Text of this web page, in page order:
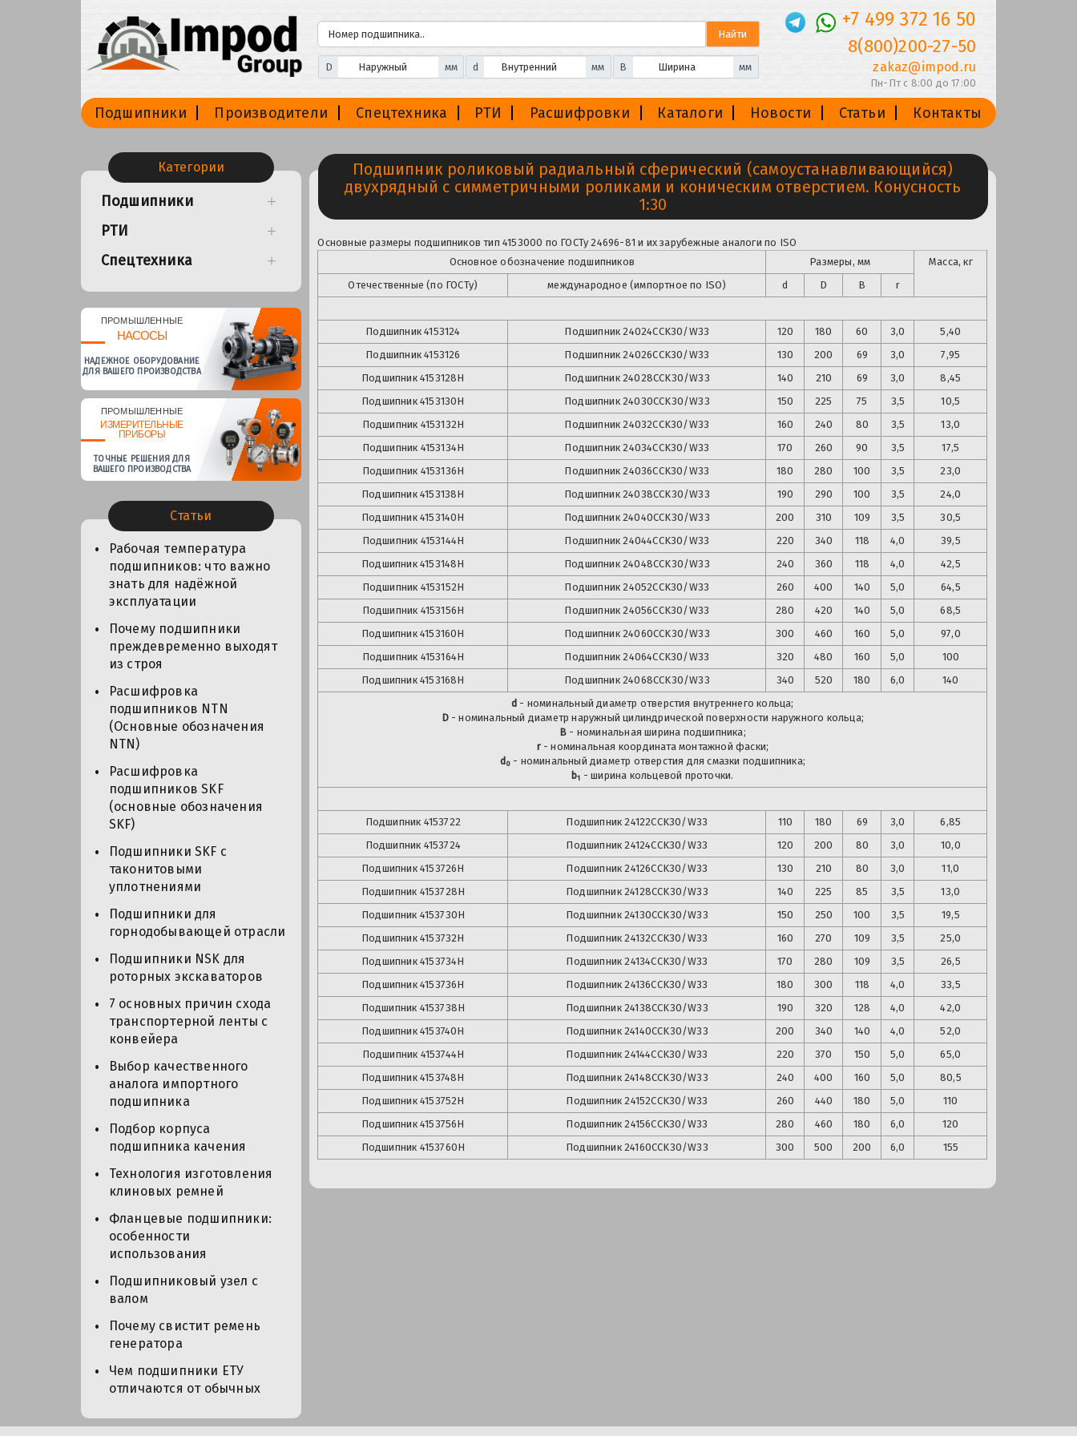
D мм d мм B мм
+7 499 372 16 50
8(800)200-27-50
zakaz@impod.ru
Пн-Пт с 8:00 до 17:00
Подшипники Производители Спецтехника РТИ Расшифровки Каталоги Новости Статьи Контакты
Категории
Подшипники
РТИ
Спецтехника
ПРОМЫШЛЕННЫЕ
НАСОСЫ
НАДЕЖНОЕ ОБОРУДОВАНИЕ
ДЛЯ ВАШЕГО ПРОИЗВОДСТВА
ПРОМЫШЛЕННЫЕ
ИЗМЕРИТЕЛЬНЫЕ
ПРИБОРЫ
ТОЧНЫЕ РЕШЕНИЯ ДЛЯ
ВАШЕГО ПРОИЗВОДСТВА
Статьи
Рабочая температура
подшипников: что важно
знать для надёжной
эксплуатации
Почему подшипники
преждевременно выходят
из строя
Расшифровка
подшипников NTN
(Основные обозначения
NTN)
Расшифровка
подшипников SKF
(основные обозначения
SKF)
Подшипники SKF с
таконитовыми
уплотнениями
Подшипники для
горнодобывающей отрасли
Подшипники NSK для
роторных экскаваторов
7 основных причин схода
транспортерной ленты с
конвейера
Выбор качественного
аналога импортного
подшипника
Подбор корпуса
подшипника качения
Технология изготовления
клиновых ремней
Фланцевые подшипники:
особенности
использования
Подшипниковый узел с
валом
Почему свистит ремень
генератора
Чем подшипники ЕТУ
отличаются от обычных
Подшипник роликовый радиальный сферический (самоустанавливающийся)
двухрядный с симметричными роликами и коническим отверстием. Конусность
1:30
Основные размеры подшипников тип 4153000 по ГОСТу 24696-81 и их зарубежные аналоги по ISO
Основное обозначение подшипников
Размеры, мм
Масса, кг
Отечественные (по ГОСТу)
международное (импортное по ISO) d D B r
Подшипник4153124 Подшипник24024CCK30/W33 120 180 60 3,0
5,40
Подшипник4153126 Подшипник24026CCK30/W33 130 200 69 3,0
7,95
Подшипник4153128Н Подшипник 24028CCK30/W33 140 210 69 3,0
8,45
Подшипник4153130Н Подшипник 24030CCK30/W33 150 225 75 3,5
10,5
Подшипник 4153132Н Подшипник24032CCK30/W33 160 240 80 3,5
13,0
Подшипник 4153134Н Подшипник24034CCK30/W33 170 260 90 3,5
17,5
Подшипник 4153136Н Подшипник24036CCK30/W33 180 280 100 3,5
23,0
Подшипник4153138Н Подшипник 24038CCK30/W33 190 290 100 3,5
24,0
Подшипник4153140Н Подшипник 24040CCK30/W33 200 310 109 3,5
30,5
Подшипник 4153144Н Подшипник24044CCK30/W33 220 340 118 4,0
39,5
Подшипник4153148Н Подшипник 24048CCK30/W33 240 360 118 4,0
42,5
Подшипник 4153152Н Подшипник24052CCK30/W33 260 400 140 5,0
64,5
Подшипник 4153156Н Подшипник24056CCK30/W33 280 420 140 5,0
68,5
Подшипник4153160Н Подшипник 24060CCK30/W33 300 460 160 5,0
97,0
Подшипник 4153164Н Подшипник24064CCK30/W33 320 480 160 5,0
100
Подшипник4153168Н Подшипник 24068CCK30/W33 340 520 180 6,0
140
d - номинальный диаметр отверстия внутреннего кольца;
D- номинальный диаметр наружный цилиндрической поверхности наружного кольца;
B - номинальная ширина подшипника;
r- номинальная координата монтажной фаски;
d0 - номинальный диаметр отверстия для смазки подшипника;
b1 - ширина кольцевой проточки.
Подшипник 4153722 Подшипник24122CCK30/W33 110 180 69 3,0
6,85
Подшипник 4153724 Подшипник24124CCK30/W33 120 200 80 3,0
10,0
Подшипник4153726Н Подшипник24126CCK30/W33 130 210 80 3,0
11,0
Подшипник 4153728Н Подшипник 24128CCK30/W33 140 225 85 3,5
13,0
Подшипник 4153730Н Подшипник 24130CCK30/W33 150 250 100 3,5
19,5
Подшипник4153732Н Подшипник24132CCK30/W33 160 270 109 3,5
25,0
Подшипник4153734Н Подшипник24134CCK30/W33 170 280 109 3,5
26,5
Подшипник4153736Н Подшипник24136CCK30/W33 180 300 118 4,0
33,5
Подшипник 4153738Н Подшипник 24138CCK30/W33 190 320 128 4,0
42,0
Подшипник4153740Н Подшипник 24140CCK30/W33 200 340 140 4,0
52,0
Подшипник 4153744Н Подшипник24144CCK30/W33 220 370 150 5,0
65,0
Подшипник4153748Н Подшипник 24148CCK30/W33 240 400 160 5,0
80,5
Подшипник4153752Н Подшипник24152CCK30/W33 260 440 180 5,0
110
Подшипник4153756Н Подшипник24156CCK30/W33 280 460 180 6,0
120
Подшипник 4153760Н Подшипник 24160CCK30/W33 300 500 200 6,0 155